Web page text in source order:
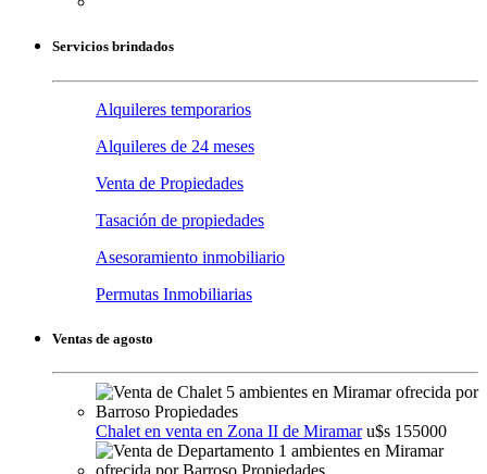
Servicios brindados
Alquileres temporarios
Alquileres de 24 meses
Venta de Propiedades
Tasación de propiedades
Asesoramiento inmobiliario
Permutas Inmobiliarias
Ventas de agosto
Chalet en venta en Zona II de Miramar u$s 155000